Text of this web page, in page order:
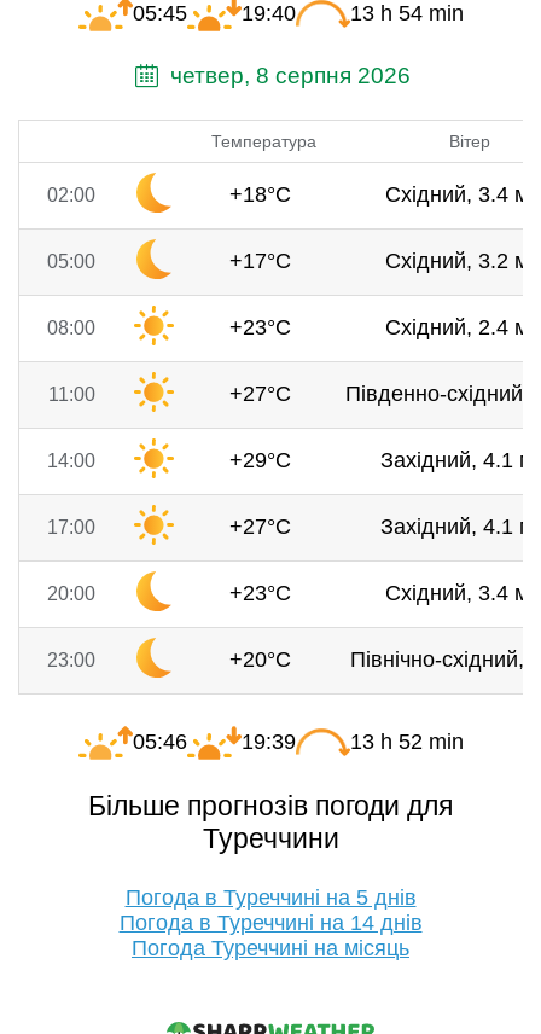
05:45 19:40 13 h 54 min
четвер, 8 серпня 2026
Температура Вітер
02:00 +18°C Східний, 3.4 м/
05:00 +17°C Східний, 3.2 м/
08:00 +23°C Східний, 2.4 м/
11:00 +27°C Південно-східний,
14:00 +29°C Західний, 4.1
17:00 +27°C Західний, 4.1
20:00 +23°C Східний, 3.4 м/
23:00 +20°C Північно-східний,
05:46 19:39 13 h 52 min
Більше прогнозів погоди для
Туреччини
Погода в Туреччині на 5 днів
Погода в Туреччині на 14 днів
Погода Туреччині на місяць